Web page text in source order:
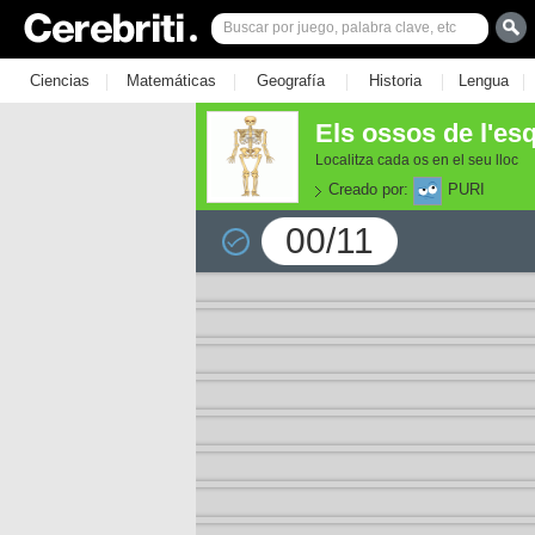
Ciencias | Matemáticas | Geografía | Historia | Lengua |
Els ossos de
Localitza cada os en el seu lloc
Creado por: PURI
00/11